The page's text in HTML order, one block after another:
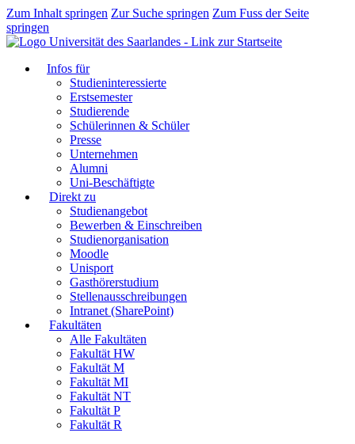
Zum Inhalt springen Zur Suche springen Zum Fuss der Seite
springen
Infos für
Studieninteressierte
Erstsemester
Studierende
Schülerinnen & Schüler
Presse
Unternehmen
Alumni
Uni-Beschäftigte
Direkt zu
Studienangebot
Bewerben & Einschreiben
Studienorganisation
Moodle
Unisport
Gasthörerstudium
Stellenausschreibungen
Intranet (SharePoint)
Fakultäten
Alle Fakultäten
Fakultät HW
Fakultät M
Fakultät MI
Fakultät NT
Fakultät P
Fakultät R